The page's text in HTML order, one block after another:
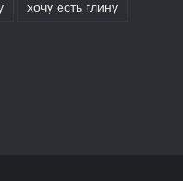
хочу есть глину